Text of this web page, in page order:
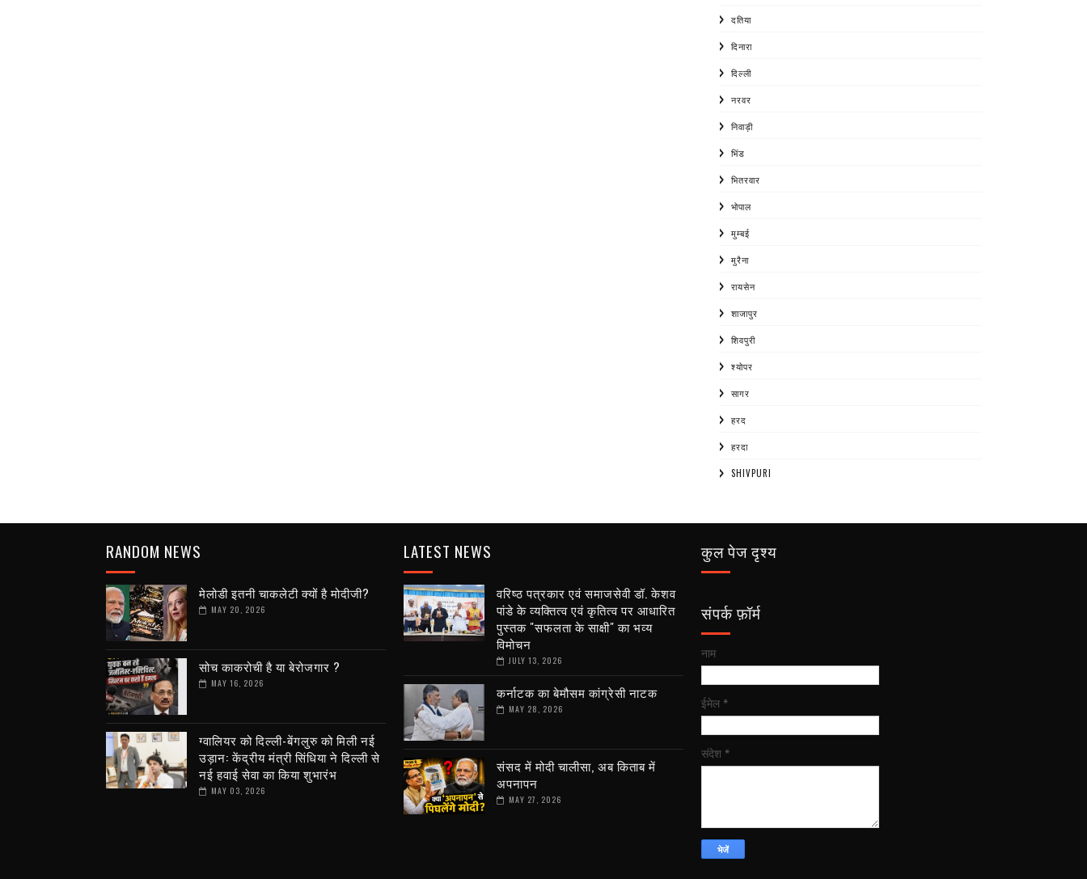
दतिया
दिनारा
दिल्ली
नरवर
निवाड़ी
भिंड
भितरवार
भोपाल
मुम्बई
मुरैना
रायसेन
शाजापुर
शिवपुरी
श्योपर
सागर
हरद
हरदा
SHIVPURI
RANDOM NEWS
मेलोडी इतनी चाकलेटी क्यों है मोदीजी?
MAY 20, 2026
सोच काकरोची है या बेरोजगार ?
MAY 16, 2026
ग्वालियर को दिल्ली-बेंगलुरु को मिली नई
उड़ान: केंद्रीय मंत्री सिंधिया ने दिल्ली से
नई हवाई सेवा का किया शुभारंभ
MAY 03, 2026
LATEST NEWS
वरिष्ठ पत्रकार एवं समाजसेवी डॉ. केशव
पांडे के व्यक्तित्व एवं कृतित्व पर आधारित
पुस्तक "सफलता के साक्षी" का भव्य
विमोचन
JULY 13, 2026
कर्नाटक का बेमौसम कांग्रेसी नाटक
MAY 28, 2026
संसद में मोदी चालीसा, अब किताब में
अपनापन
MAY 27, 2026
कुल पेज दृश्य
संपर्क फ़ॉर्म
नाम
ईमेल *
संदेश *